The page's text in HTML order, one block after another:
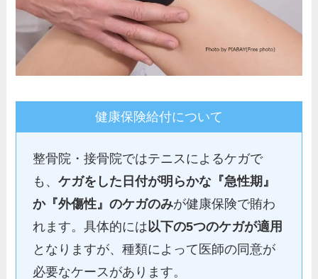
健康保険給付について
整骨院・接骨院ではテニスによるケガで
も、 ケガをした日付が明らかな『急性期』
か『外傷性』のケガのみが健康保険で賄わ
れます。具体的には以下の5つのケガが適用
となりますが、種類によって医師の同意が
必要なケースがあります。